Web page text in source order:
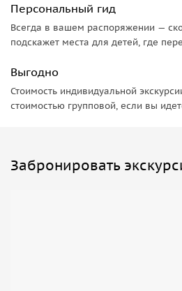
Персональный гид
Всегда в вашем распоряжении —
подскажет места для детей, где
Выгодно
Стоимость индивидуальной
стоимостью групповой, если вы
Забронировать